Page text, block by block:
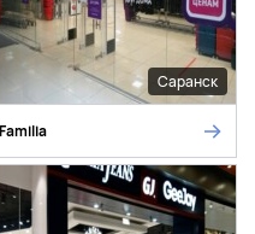
Саранск
Familia